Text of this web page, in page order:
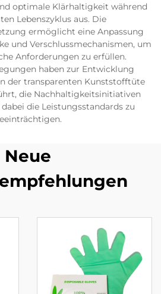
optimale Klärhaltigkeit während
Lebenszyklus aus. Die
ermöglicht eine Anpassung
und Verschlussmechanismen, um
Anforderungen zu erfüllen.
haben zur Entwicklung
der transparenten Kunststofftüte
die Nachhaltigkeitsinitiativen
die Leistungsstandards zu
Neue